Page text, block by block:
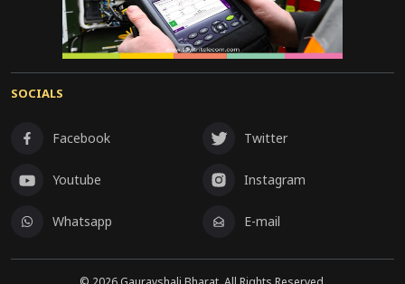
SOCIALS
Facebook Twitter
Youtube Instagram
Whatsapp E-mail